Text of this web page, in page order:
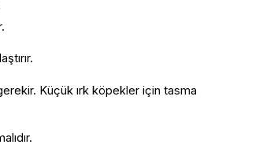
Küçük ırk köpekler için tasma